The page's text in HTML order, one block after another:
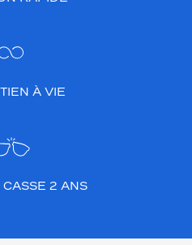
À VIE
2 ANS